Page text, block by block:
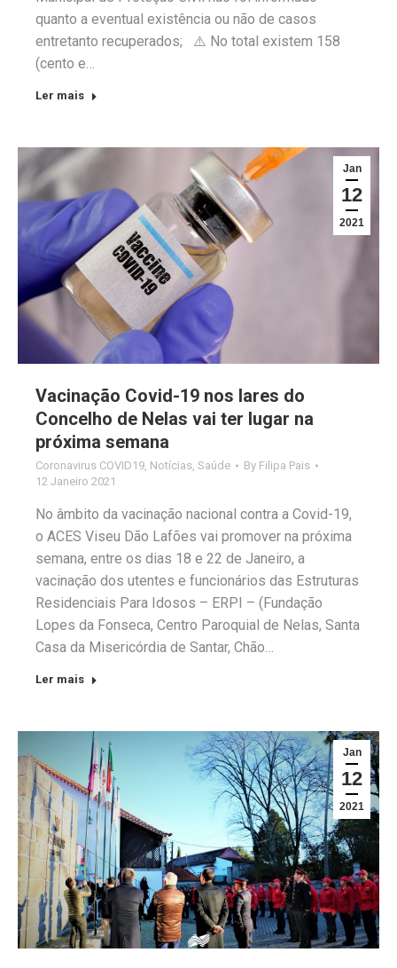
quanto a eventual existência ou não de casos
entretanto recuperados; ⚠️ No total existem 158
(cento e…
Ler mais
Jan
12
2021
Vacinação Covid-19 nos lares do
Concelho de Nelas vai ter lugar na
próxima semana
Coronavirus COVID19, Notícias, Saúde By Filipa Pais
12 Janeiro 2021
No âmbito da vacinação nacional contra a Covid-19,
o ACES Viseu Dão Lafões vai promover na próxima
semana, entre os dias 18 e 22 de Janeiro, a
vacinação dos utentes e funcionários das Estruturas
Residenciais Para Idosos – ERPI – (Fundação
Lopes da Fonseca, Centro Paroquial de Nelas, Santa
Casa da Misericórdia de Santar, Chão…
Ler mais
Jan
12
2021